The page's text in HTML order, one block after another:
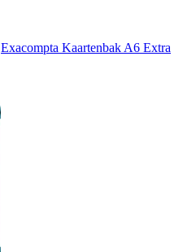
Exacompta Kaartenbak A6 Extra